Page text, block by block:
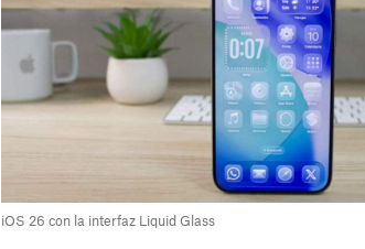
iOS 26 con la interfaz Liquid Glass